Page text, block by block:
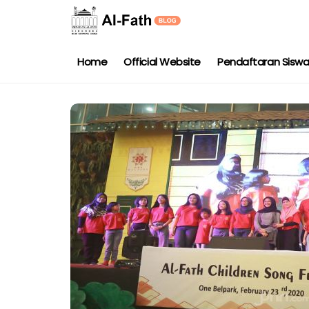
Home Official Website Pendaftaran Siswa